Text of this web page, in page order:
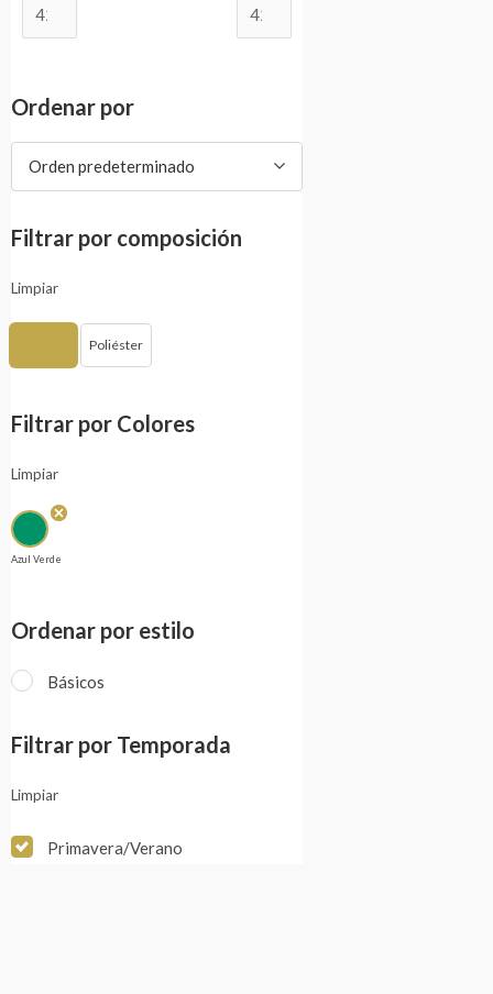
Ordenar por
Orden predeterminado
Filtrar por composición
Limpiar
Poliéster
Filtrar por Colores
Limpiar
Azul Verde
Ordenar por estilo
Básicos
Filtrar por Temporada
Limpiar
Primavera/Verano